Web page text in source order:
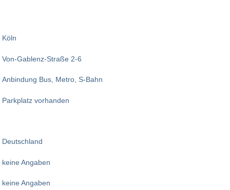
Köln
Von-Gablenz-Straße 2-6
Anbindung Bus, Metro, S-Bahn
Parkplatz vorhanden
Deutschland
keine Angaben
keine Angaben